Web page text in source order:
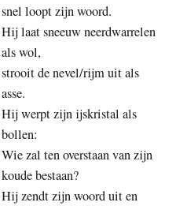
snel loopt zijn woord.
Hij laat sneeuw neerdwarrelen
als wol,
strooit de nevel/rijm uit als
asse.
Hij werpt zijn ijskristal als
bollen:
Wie zal ten overstaan van zijn
koude bestaan?
Hij zendt zijn woord uit en